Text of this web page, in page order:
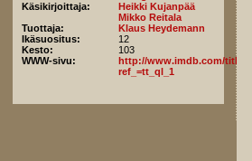
Käsikirjoittaja:
Heikki Kujanpää
Mikko Reitala
Tuottaja:
Klaus Heydemann
Ikäsuositus:
12
Kesto:
103
WWW-sivu:
http://www.imdb.com/title/
ref_=tt_ql_1